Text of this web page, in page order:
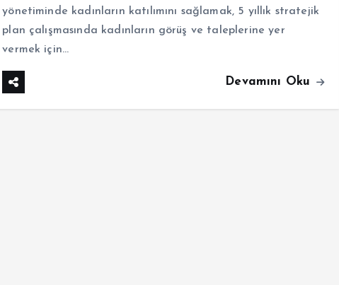
yönetiminde kadınların katılımını sağlamak, 5 yıllık stratejik
plan çalışmasında kadınların görüş ve taleplerine yer
vermek için…
Devamını Oku